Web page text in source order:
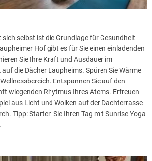
sich selbst ist die Grundlage für Gesundheit
Hof gibt es für Sie einen einladenden
Sie Ihre Kraft und Ausdauer im
die Dächer Laupheims. Spüren Sie Wärme
Entspannen Sie auf den
wiegenden Rhytmus Ihres Atems. Erfreuen
aus Licht und Wolken auf der Dachterrasse
Tipp: Starten Sie Ihren Tag mit Sunrise Yoga